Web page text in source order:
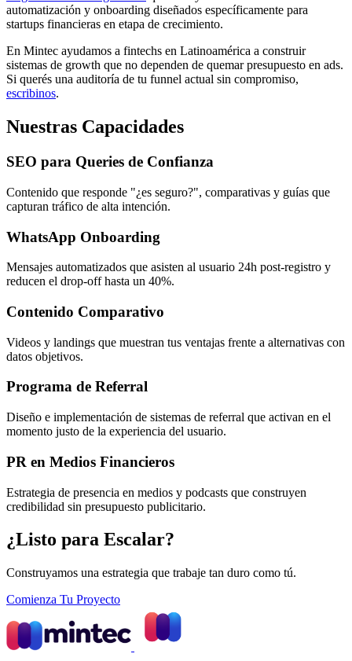
automatización y onboarding diseñados específicamente para
startups financieras en etapa de crecimiento.
En Mintec ayudamos a fintechs en Latinoamérica a construir
sistemas de growth que no dependen de quemar presupuesto en ads.
Si querés una auditoría de tu funnel actual sin compromiso,
escribinos.
Nuestras Capacidades
SEO para Queries de Confianza
Contenido que responde "¿es seguro?", comparativas y guías que
capturan tráfico de alta intención.
WhatsApp Onboarding
Mensajes automatizados que asisten al usuario 24h post-registro y
reducen el drop-off hasta un 40%.
Contenido Comparativo
Videos y landings que muestran tus ventajas frente a alternativas con
datos objetivos.
Programa de Referral
Diseño e implementación de sistemas de referral que activan en el
momento justo de la experiencia del usuario.
PR en Medios Financieros
Estrategia de presencia en medios y podcasts que construyen
credibilidad sin presupuesto publicitario.
¿Listo para Escalar?
Construyamos una estrategia que trabaje tan duro como tú.
Comienza Tu Proyecto